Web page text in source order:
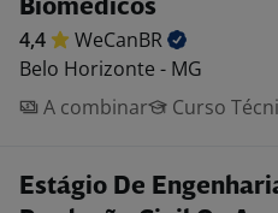
Biomédicos
4,4
WeCanBR
Belo Horizonte - MG
A combinar
Curso
Estágio De